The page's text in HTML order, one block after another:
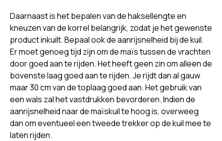
Daarnaast is het bepalen van de haksellengte en
kneuzen van de korrel belangrijk, zodat je het gewenste
product inkuilt. Bepaal ook de aanrijsnelheid bij de kuil.
Er moet genoeg tijd zijn om de maïs tussen de vrachten
door goed aan te rijden. Het heeft geen zin om alleen de
bovenste laag goed aan te rijden. Je rijdt dan al gauw
maar 30 cm van de toplaag goed aan. Het gebruik van
een wals zal het vastdrukken bevorderen. Indien de
aanrijsnelheid naar de maïskuil te hoog is, overweeg
dan om eventueel een tweede trekker op de kuil mee te
laten rijden.